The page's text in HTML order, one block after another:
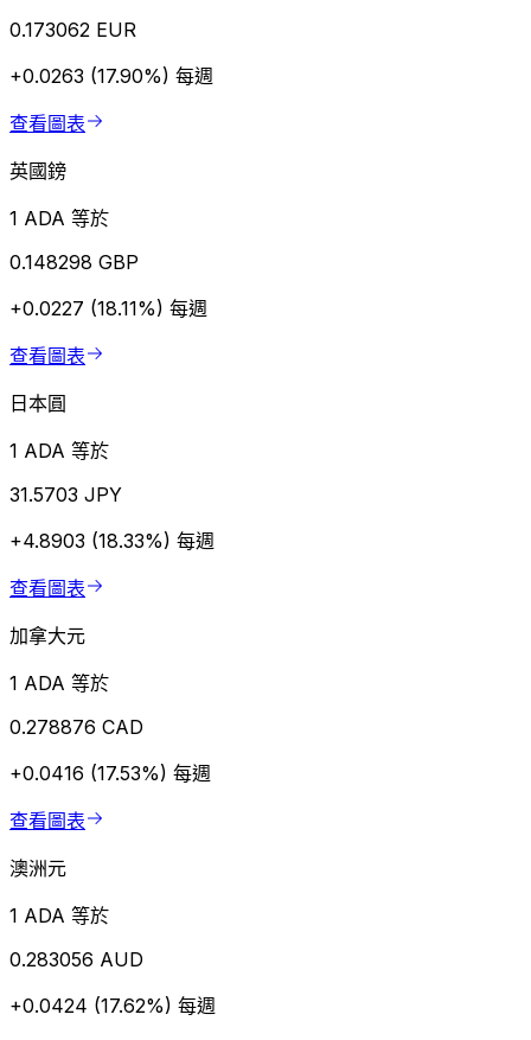
0.173062 EUR
+0.0263 (17.90%) 每週
查看圖表
英國鎊
1 ADA 等於
0.148298 GBP
+0.0227 (18.11%) 每週
查看圖表
日本圓
1 ADA 等於
31.5703 JPY
+4.8903 (18.33%) 每週
查看圖表
加拿大元
1 ADA 等於
0.278876 CAD
+0.0416 (17.53%) 每週
查看圖表
澳洲元
1 ADA 等於
0.283056 AUD
+0.0424 (17.62%) 每週